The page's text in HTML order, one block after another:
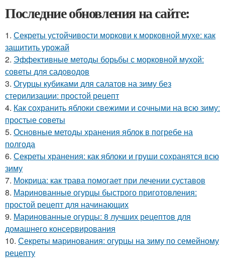
Последние обновления на сайте:
1. Секреты устойчивости моркови к морковной мухе: как
защитить урожай
2. Эффективные методы борьбы с морковной мухой:
советы для садоводов
3. Огурцы кубиками для салатов на зиму без
стерилизации: простой рецепт
4. Как сохранить яблоки свежими и сочными на всю зиму:
простые советы
5. Основные методы хранения яблок в погребе на
полгода
6. Секреты хранения: как яблоки и груши сохранятся всю
зиму
7. Мокрица: как трава помогает при лечении суставов
8. Маринованные огурцы быстрого приготовления:
простой рецепт для начинающих
9. Маринованные огурцы: 8 лучших рецептов для
домашнего консервирования
10. Секреты маринования: огурцы на зиму по семейному
рецепту